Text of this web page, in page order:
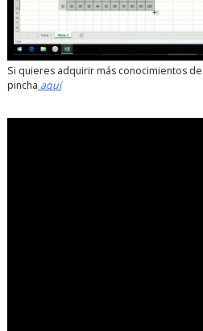
Si quieres adquirir más conocimientos
pincha aquí